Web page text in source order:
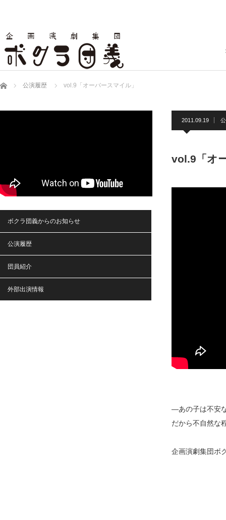
ホーム 公演履歴 vol.9「オーバースマイル」
2011.09.19
vol.9「オ
―あの子は不安
だから不自然な
企画演劇集団ボ
ボクラ団義からのお知らせ
公演履歴
団員紹介
外部出演情報